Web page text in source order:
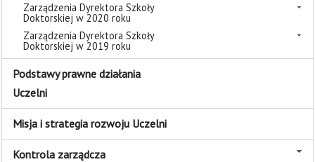
Zarządzenia Dyrektora Szkoły
Doktorskiej w 2020 roku
Zarządzenia Dyrektora Szkoły
Doktorskiej w 2019 roku
Podstawy prawne działania
Uczelni
Misja i strategia rozwoju Uczelni
Kontrola zarządcza